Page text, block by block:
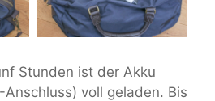
Stunden ist der Akku
voll geladen. Bis